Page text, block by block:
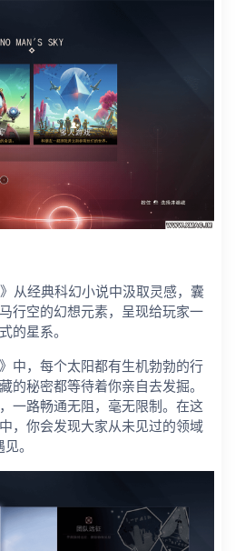
从经典科幻小说中汲取灵感，囊
行空的幻想元素，呈现给玩家一
的星系。
中，每个太阳都有生机勃勃的行
的秘密都等待着你亲自去发掘。
一路畅通无阻，毫无限制。在这
，你会发现大家从未见过的领域
。